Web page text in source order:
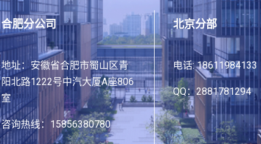
合肥分公司
地址：安徽省合肥市蜀山区青
阳北路1222号中汽大厦A座806
室
咨询热线：15856380780
北京分部
电话: 18611984133
QQ：2881781294